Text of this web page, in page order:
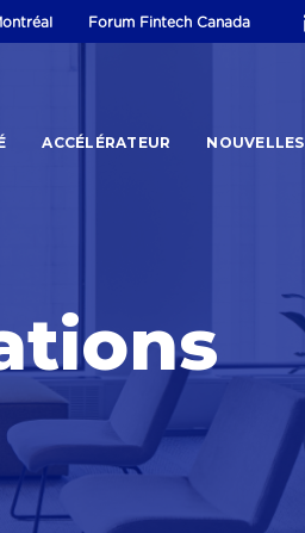
Forum Fintech Canada
ACCÉLÉRATEUR NOUVELLES